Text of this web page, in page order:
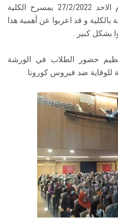
حضر الورشة التي عقدت يوم الاحد 27/2/2022 بمسرح الكلية
بالكلية و قد اعربوا عن أهمية هذا
بشكل كبير .
حضور الطلاب في الورشة
للوقاية ضد فيروس كورونا.